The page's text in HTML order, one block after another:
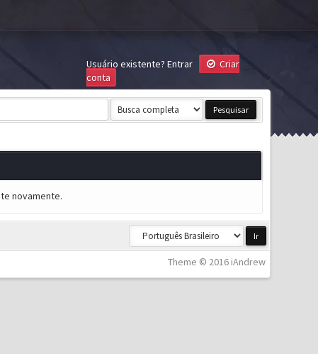
Usuário existente? Entrar
Criar
conta
novamente.
Theme © 2016 iAndrew